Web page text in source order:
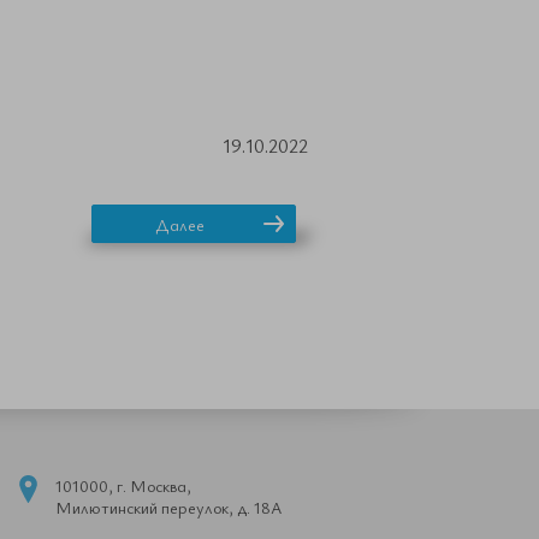
19.10.2022
Далее
101000, г. Москва,
Милютинский переулок, д. 18А